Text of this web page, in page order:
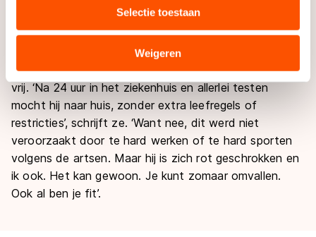
combineren met andere gegevens die u aan hen heeft
verstrekt of die zij hebben verzameld via hun services.
Sommige partners kunnen gegevens doorgeven aan
landen buiten de EU, zoals de VS, waar mogelijk geen
adequaat beschermingsniveau geldt volgens de GDPR.
Door op ‘Toestaan’ te klikken, stemt u in met deze
overdracht. Meer informatie vindt u in onscookiebeleid
Selectie toestaan
Weigeren
Wennemars laten weten dat haar man Erben onlangs
is getroffen door een hersenbloeding. Omdat de 50-
jarige oud-schaatser snel kon worden geholpen aan
een bloedpropje in zijn hoofd, kwam hij met de schrik
vrij. ‘Na 24 uur in het ziekenhuis en allerlei testen
mocht hij naar huis, zonder extra leefregels of
restricties’, schrijft ze. ‘Want nee, dit werd niet
veroorzaakt door te hard werken of te hard sporten
volgens de artsen. Maar hij is zich rot geschrokken en
ik ook. Het kan gewoon. Je kunt zomaar omvallen.
Ook al ben je fit’.